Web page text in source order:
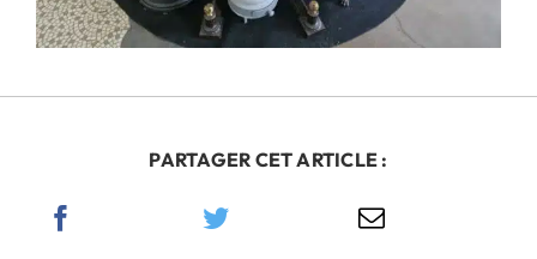
PARTAGER CET ARTICLE :